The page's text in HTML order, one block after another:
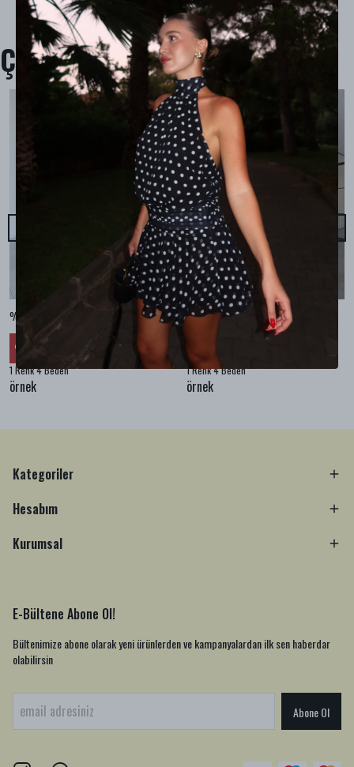
Çok Satanlar
%100 KETEN CEPLİ ŞALVAR PANTOLON - Bej
% 30 ₺ 1,609.99
1 Renk 4 Beden
örnek
%100 KETEN SALAŞ GÖMLEK - Bej
₺ 2,099.99
1 Renk 4 Beden
örnek
Kategoriler
Hesabım
Kurumsal
E-Bültene Abone Ol!
Bültenimize abone olarak yeni ürünlerden ve kampanyalardan ilk sen haberdar
olabilirsin
Abone Ol